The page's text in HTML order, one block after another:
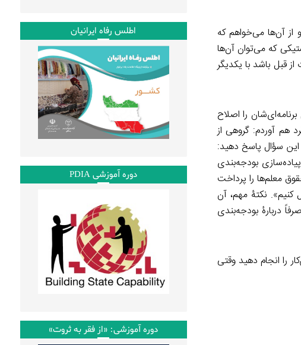
از آن‌ها می‌خواهم که
که می‌توان آن‌ها
قبل باشد با یکدیگر
را اصلاح
هم آوردم: گروهی از
این سؤال پاسخ دهید:
بودجه‌بندی
معلم‌ها را پرداخت
کنیم». نکتۀ مهم، آن
دربارۀ بودجه‌بندی
را انجام دهید وقتی
اطلس رفاه ایرانیان
دوره آموزشی PDIA
دوره آموزشی: «از فقر به ثروت»